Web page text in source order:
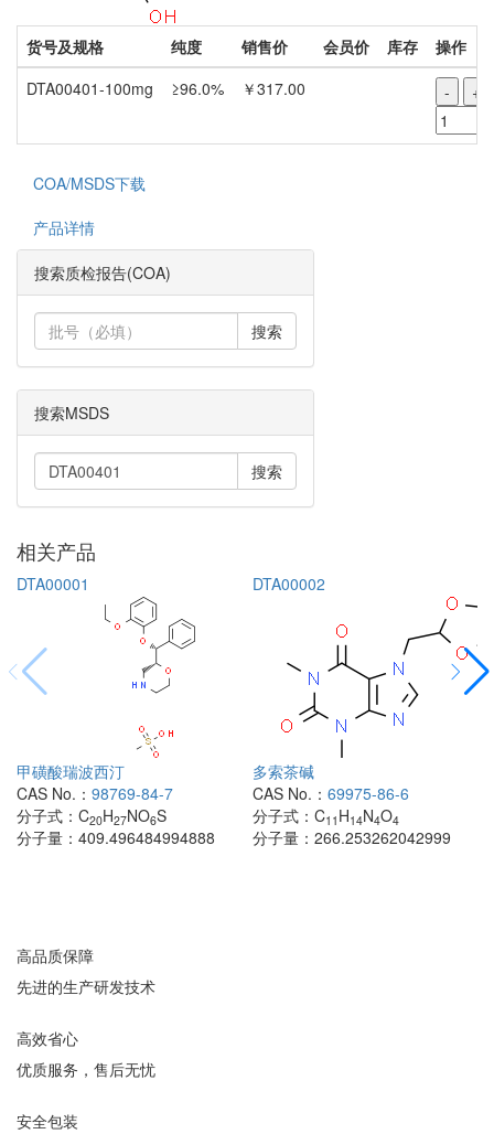
货号及规格 纯度 销售价 会员价 库存
操作
DTA00401-100mg
≥96.0% ￥317.00 - +
COA/MSDS下载
产品详情
搜索质检报告(COA)
搜索
搜索MSDS
搜索
相关产品
DTA00001
甲磺酸瑞波西汀
CAS No.： 98769-84-7
分子式： C20H27NO6S
分子量： 409.496484994888
DTA00002
多索茶碱
CAS No.： 69975-86-6
分子式： C11 H14N4O4
分子量： 266.253262042999
高品质保障
先进的生产研发技术
高效省心
优质服务，售后无忧
安全包装